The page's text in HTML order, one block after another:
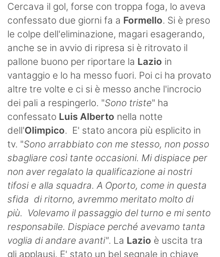
Cercava il gol, forse con troppa foga, lo aveva
confessato due giorni fa a Formello. Si è preso
le colpe dell'eliminazione, magari esagerando,
anche se in avvio di ripresa si è ritrovato il
pallone buono per riportare la Lazio in
vantaggio e lo ha messo fuori. Poi ci ha provato
altre tre volte e ci si è messo anche l'incrocio
dei pali a respingerlo. "Sono triste" ha
confessato Luis Alberto nella notte
dell'Olimpico. E' stato ancora più esplicito in
tv. "Sono arrabbiato con me stesso, non posso
sbagliare così tante occasioni. Mi dispiace per
non aver regalato la qualificazione ai nostri
tifosi e alla squadra. A Oporto, come in questa
sfida di ritorno, avremmo meritato molto di
più. Volevamo il passaggio del turno e mi sento
responsabile. Dispiace perché avevamo tanta
voglia di andare avanti". La Lazio è uscita tra
gli applausi. E' stato un bel segnale in chiave